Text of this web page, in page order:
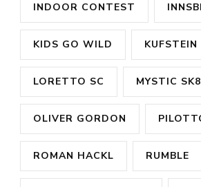
INDOOR CONTEST
KIDS GO WILD KUFSTEIN
LORETTO SC MYSTIC
OLIVER GORDON
ROMAN HACKL RUMBLE